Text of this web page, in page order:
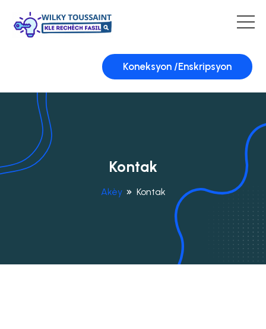
Koneksyon /Enskripsyon
Kontak
Akèy Kontak